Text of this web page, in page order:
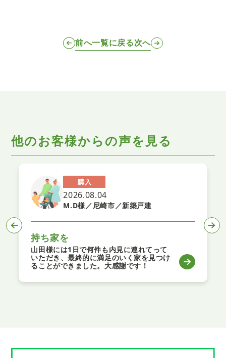
前へ一覧に戻る次へ
他のお客様からの声を見る
購入
2026.08.04
M.D様／尼崎市／新築戸建
持ち家を
山田様には1日で何件も内見に連れてって
いただき、最終的に満足のいく家を見つけ
ることができました。大感謝です！